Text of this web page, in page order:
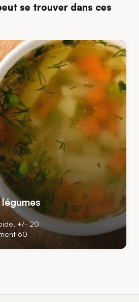
se trouver dans ces
+/- 20
60